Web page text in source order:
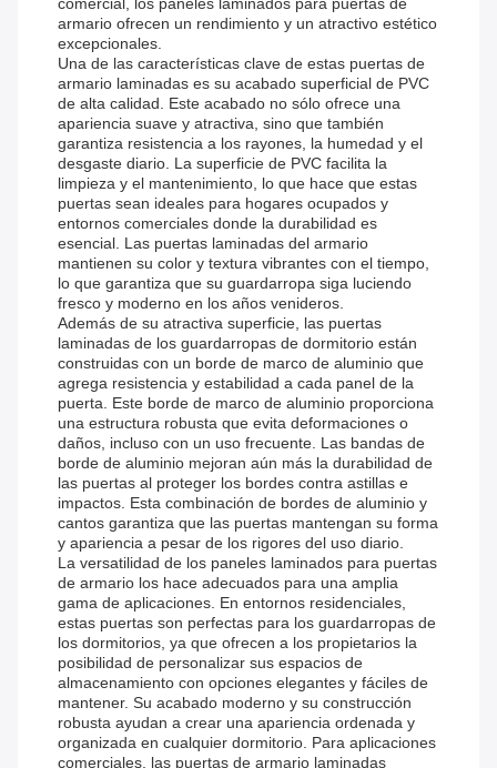
comercial, los paneles laminados para puertas de
armario ofrecen un rendimiento y un atractivo estético
excepcionales.
Una de las características clave de estas puertas de
armario laminadas es su acabado superficial de PVC
de alta calidad. Este acabado no sólo ofrece una
apariencia suave y atractiva, sino que también
garantiza resistencia a los rayones, la humedad y el
desgaste diario. La superficie de PVC facilita la
limpieza y el mantenimiento, lo que hace que estas
puertas sean ideales para hogares ocupados y
entornos comerciales donde la durabilidad es
esencial. Las puertas laminadas del armario
mantienen su color y textura vibrantes con el tiempo,
lo que garantiza que su guardarropa siga luciendo
fresco y moderno en los años venideros.
Además de su atractiva superficie, las puertas
laminadas de los guardarropas de dormitorio están
construidas con un borde de marco de aluminio que
agrega resistencia y estabilidad a cada panel de la
puerta. Este borde de marco de aluminio proporciona
una estructura robusta que evita deformaciones o
daños, incluso con un uso frecuente. Las bandas de
borde de aluminio mejoran aún más la durabilidad de
las puertas al proteger los bordes contra astillas e
impactos. Esta combinación de bordes de aluminio y
cantos garantiza que las puertas mantengan su forma
y apariencia a pesar de los rigores del uso diario.
La versatilidad de los paneles laminados para puertas
de armario los hace adecuados para una amplia
gama de aplicaciones. En entornos residenciales,
estas puertas son perfectas para los guardarropas de
los dormitorios, ya que ofrecen a los propietarios la
posibilidad de personalizar sus espacios de
almacenamiento con opciones elegantes y fáciles de
mantener. Su acabado moderno y su construcción
robusta ayudan a crear una apariencia ordenada y
organizada en cualquier dormitorio. Para aplicaciones
comerciales, las puertas de armario laminadas